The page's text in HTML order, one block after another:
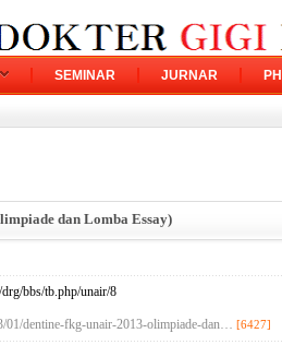
SEMINAR JURNAR
dan Lomba Essay)
bbs/tb.php/unair/8
01/dentine-fkg-unair-2013-olimpiade-dan… [6427]